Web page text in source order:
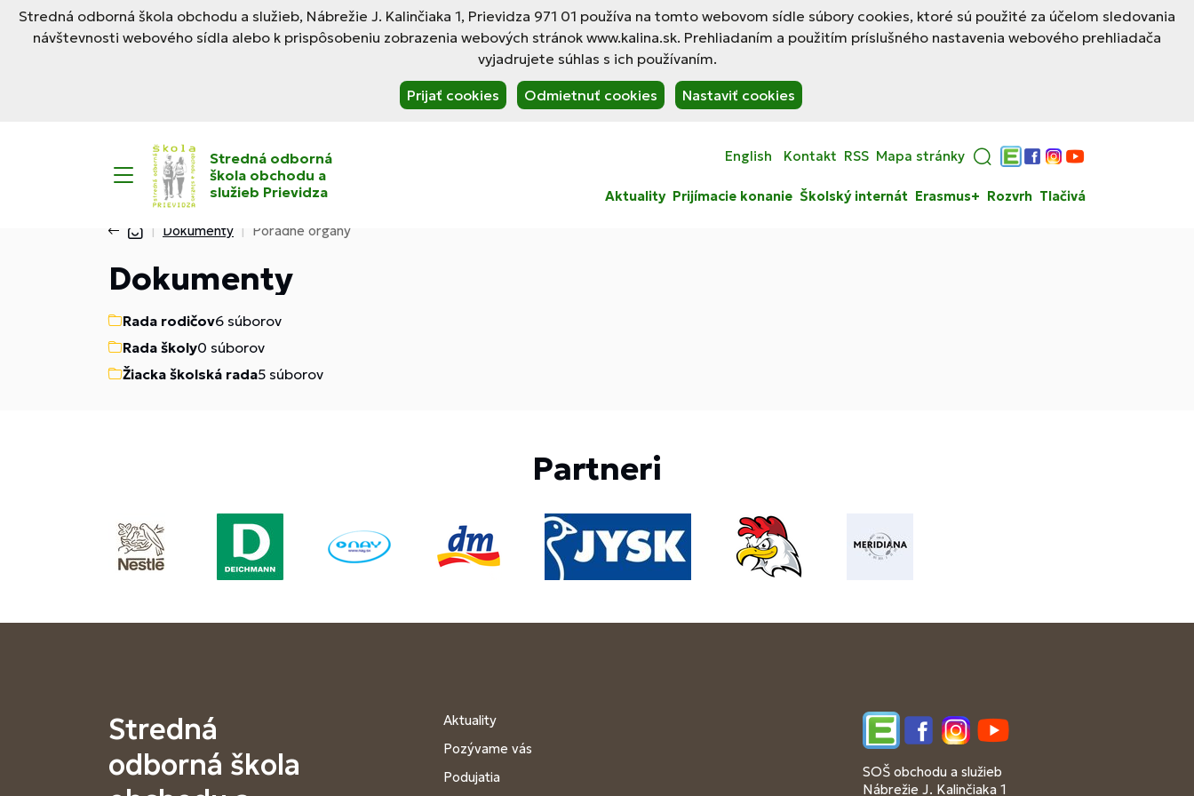
Stredná odborná škola obchodu a služieb, Nábrežie J. Kalinčiaka 1, Prievidza 971 01 používa na tomto webovom sídle súbory cookies, ktoré sú použité za účelom sledovania
návštevnosti webového sídla alebo k prispôsobeniu zobrazenia webových stránok www.kalina.sk. Prehliadaním a použitím príslušného nastavenia webového prehliadača
vyjadrujete súhlas s ich používaním.
Prijať cookies Odmietnuť cookies Nastaviť cookies
Stredná odborná
škola obchodu a
služieb Prievidza
English Kontakt RSS Mapa stránky
Edupage
Facebook
Instagram
YouTube
Aktuality Prijímacie konanie Školský internát Erasmus+ Rozvrh Tlačivá
Dokumenty Poradné orgány
Dokumenty
Rada rodičov6 súborov
Rada školy0 súborov
Žiacka školská rada5 súborov
Partneri
Stredná
odborná škola
Aktuality
Pozývame vás
Podujatia
EdupageFacebookInstagramYouTube
SOŠ obchodu a služieb
Nábrežie J. Kalinčiaka 1